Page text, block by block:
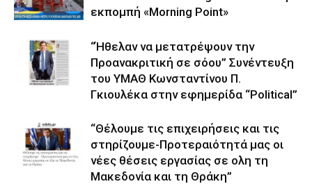
εκπομπή «Morning Point»
“Ήθελαν να μετατρέψουν την
Προανακριτική σε σόου” Συνέντευξη
του ΥΜΑΘ Κωνσταντίνου Π.
Γκιουλέκα στην εφημερίδα “Political”
“Θέλουμε τις επιχειρήσεις και τις
στηρίζουμε-Προτεραιότητά μας οι
νέες θέσεις εργασίας σε ολη τη
Μακεδονία και τη Θράκη”